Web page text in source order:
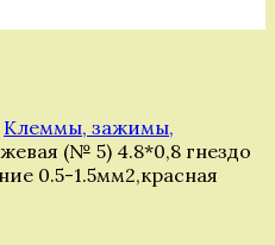
Клеммы, зажимы,
(№ 5) 4.8*0,8 гнездо
0.5-1.5мм2,красная